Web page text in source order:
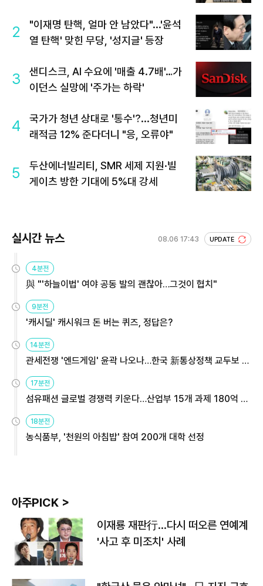
2
"이재명 탄핵, 얼마 안 남았다"...'윤석
열 탄핵' 맞힌 무당, '성지글' 등장
3
샌디스크, AI 수요에 '매출 4.7배'…가
이던스 실망에 '주가는 하락'
4
국가가 청년 상대로 '통수'?...청년미
래적금 12% 준다더니 "응, 오류야"
5
두산에너빌리티, SMR 세제 지원·빌
게이츠 방한 기대에 5%대 강세
실시간 뉴스 08.06 17:43 UPDATE
4분전
與 "'하늘이법' 여야 공동 발의 괜찮아…그것이 협치"
9분전
'캐시딜' 캐시워크 돈 버는 퀴즈, 정답은?
14분전
관세전쟁 '엔드게임' 윤곽 나오나…한국 新통상정책 교두보 활
17분전
섬유패션 글로벌 경쟁력 키운다…산업부 15개 과제 180억 지
18분전
농식품부, '천원의 아침밥' 참여 200개 대학 선정
아주PICK >
이재룡 재판行…다시 떠오른 연예계
'사고 후 미조치' 사례